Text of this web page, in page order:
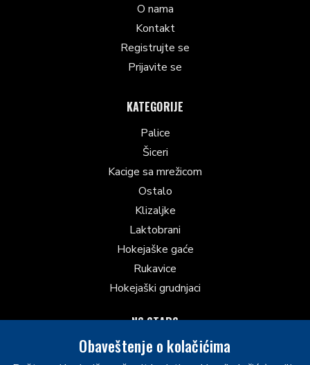
O nama
Kontakt
Registrujte se
Prijavite se
KATEGORIJE
Palice
Šiceri
Kacige sa mrežicom
Ostalo
Klizaljke
Laktobrani
Hokejaške gaće
Rukavice
Hokejaški grudnjaci
NS STARS
Future Stars 2026 - Novi Sad
Obaveštenje o kolačićima